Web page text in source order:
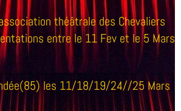
théâtrale des Chevaliers
entre le 11 Fev et le 5 Mars
les 11/18/19/24//25 Mars